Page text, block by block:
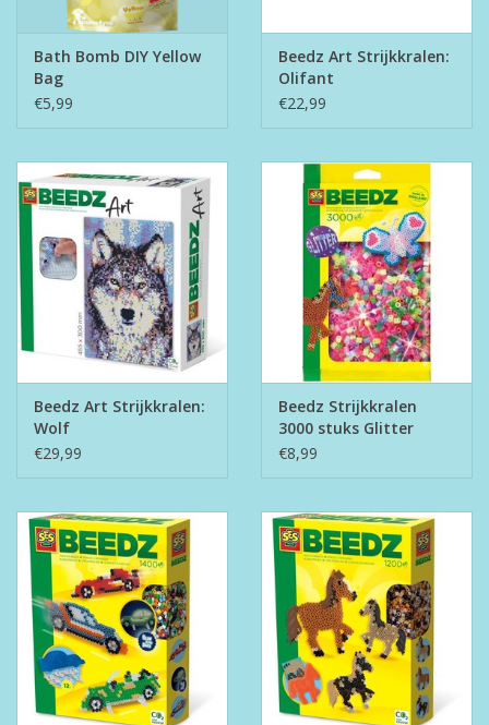
Bath Bomb DIY Yellow
Bag
€5,99
Beedz Art Strijkkralen:
Olifant
€22,99
Beedz Art Strijkkralen:
Wolf
€29,99
Beedz Strijkkralen
3000 stuks Glitter
€8,99